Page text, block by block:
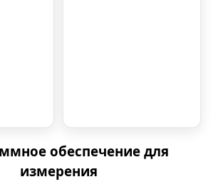
обеспечение для
измерения